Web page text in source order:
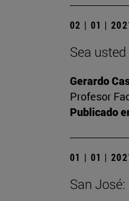
02 | 01 |
Sea
Gerardo
Profesor
Publicado
01 | 01 |
San